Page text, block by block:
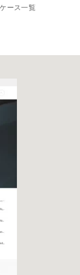
ケース一覧